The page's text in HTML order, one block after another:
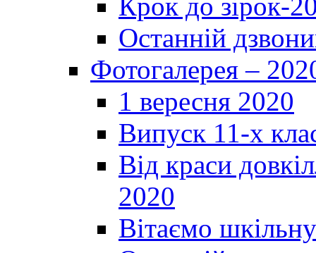
Останній
Фотогалерея –
1 вересня 2020
Випуск 11-х
Від краси
2020
Вітаємо